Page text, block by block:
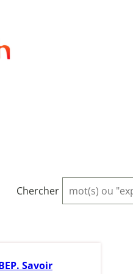
Chercher
Savoir